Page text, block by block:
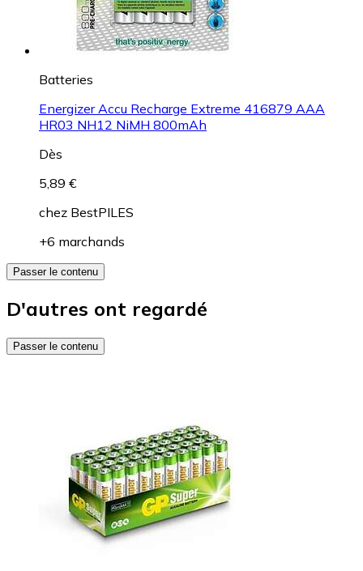
Batteries
Energizer Accu Recharge Extreme 416879 AAA
HR03 NH12 NiMH 800mAh
Dès
5,89 €
chez BestPILES
+6 marchands
Passer le contenu
D'autres ont regardé
Passer le contenu